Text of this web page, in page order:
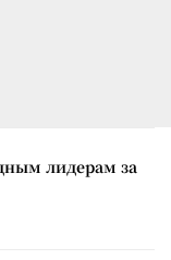
лидерам за